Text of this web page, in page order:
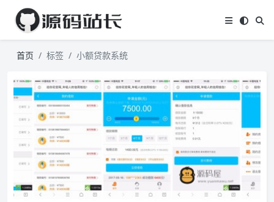
首页 标签 小额贷款系统